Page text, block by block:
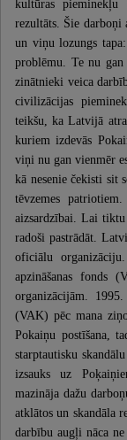
kultūras
rezultāts. Šie darboņi
un viņu lozungs
problēmu. Te nu
zinātnieki veica
civilizācijas
teikšu, ka Latvijā
kuriem izdevās
viņi nu gan vienmēr
kā nesenie čekisti sit
tēvzemes
aizsardzībai. Lai
radoši pastrādāt.
oficiālu
apzināšanas fonds
organizācijām.
(VAK) pēc mana
Pokaiņu postīšana,
starptautisku
izsauks uz
mazināja dažu
atklātos un skandāla
darbību augļi nāca